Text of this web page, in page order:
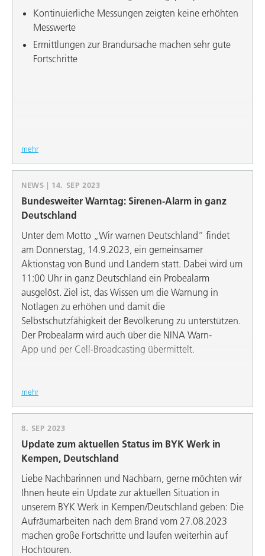
Kontinuierliche Messungen zeigten keine erhöhten
Messwerte
Ermittlungen zur Brandursache machen sehr gute
Fortschritte
mehr
NEWS | 14. SEP 2023
Bundesweiter Warntag: Sirenen-Alarm in ganz
Deutschland
Unter dem Motto „Wir warnen Deutschland“ findet
am Donnerstag, 14.9.2023, ein gemeinsamer
Aktionstag von Bund und Ländern statt. Dabei wird um
11:00 Uhr in ganz Deutschland ein Probealarm
ausgelöst. Ziel ist, das Wissen um die Warnung in
Notlagen zu erhöhen und damit die
Selbstschutzfähigkeit der Bevölkerung zu unterstützen.
Der Probealarm wird auch über die NINA Warn-
App und per Cell-Broadcasting übermittelt.
mehr
8. SEP 2023
Update zum aktuellen Status im BYK Werk in
Kempen, Deutschland
Liebe Nachbarinnen und Nachbarn, gerne möchten wir
Ihnen heute ein Update zur aktuellen Situation in
unserem BYK Werk in Kempen/Deutschland geben: Die
Aufräumarbeiten nach dem Brand vom 27.08.2023
machen große Fortschritte und laufen weiterhin auf
Hochtouren.